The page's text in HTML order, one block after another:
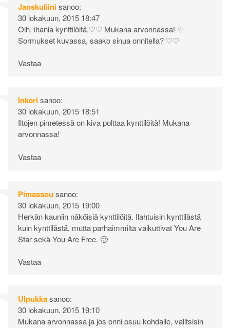
Janskuliinisanoo:
30 lokakuun, 2015 18:47
Oih, ihania kynttilöitä.♡♡ Mukana arvonnassa! ♡
Sormukset kuvassa, saako sinua onnitella? ♡♡
Vastaa
Inkerisanoo:
30 lokakuun, 2015 18:51
Iltojen pimetessä on kiva polttaa kynttilöitä! Mukana
arvonnassa!
Vastaa
Pimassousanoo:
30 lokakuun, 2015 19:00
Herkän kauniin näköisiä kynttilöitä. Ilahtuisin kynttilästä
kuin kynttilästä, mutta parhaimmilta vaikuttivat You Are
Star sekä You Are Free. 🙂
Vastaa
Ulpukkasanoo:
30 lokakuun, 2015 19:10
Mukana arvonnassa ja jos onni osuu kohdalle, valitsisin